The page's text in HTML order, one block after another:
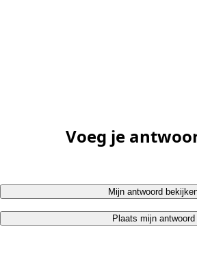
Voeg je
Mijn antwoord
Plaats mijn antwoord